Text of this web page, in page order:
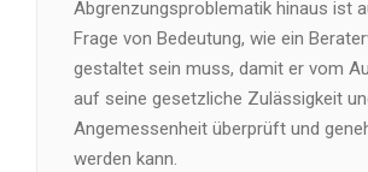
Abgrenzungsproblematik hinaus ist
Frage von Bedeutung, wie ein
gestaltet sein muss, damit er vom
auf seine gesetzliche Zulässigkeit
Angemessenheit überprüft und
werden kann.